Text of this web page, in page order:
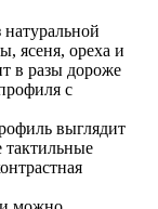
ясеня, ореха и
в разы дороже
с
выглядит
тактильные